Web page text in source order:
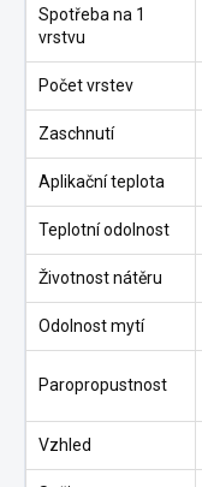
Spotřeba na 1
vrstvu
Počet vrstev
Zaschnutí
Aplikační teplota
Teplotní odolnost
Životnost nátěru
Odolnost mytí
Paropropustnost
Vzhled